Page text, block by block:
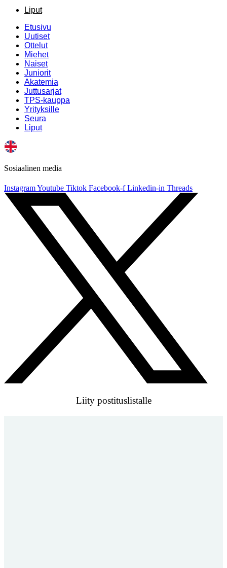
Liput
Etusivu
Uutiset
Ottelut
Miehet
Naiset
Juniorit
Akatemia
Juttusarjat
TPS-kauppa
Yrityksille
Seura
Liput
Sosiaalinen media
InstagramYoutube Tiktok Facebook-f Linkedin-in Threads
Liity postituslistalle